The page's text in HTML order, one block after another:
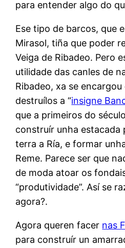
para entender algo do
Ese tipo de barcos, que
Mirasol, tiña que poder
Veiga de Ribadeo. Pero
utilidade das canles de
Ribadeo, xa se
destruílos a “insigne
que a primeiros do
construír unha estacada
terra a Ría, e formar
Reme. Parece ser que
de moda atoar os
“produtividade”. Así se
agora?.
Agora queren facer nas
para construír un